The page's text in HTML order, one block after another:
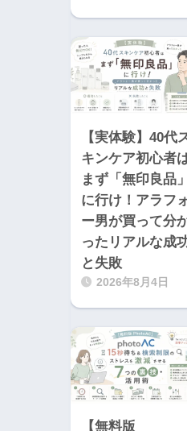
【実体験】40代
キンケア初心者
まず「無印良品」
に行け！アラフ
ー男が買って分
ったリアルな成
と失敗
2026年8月4日
【無料版